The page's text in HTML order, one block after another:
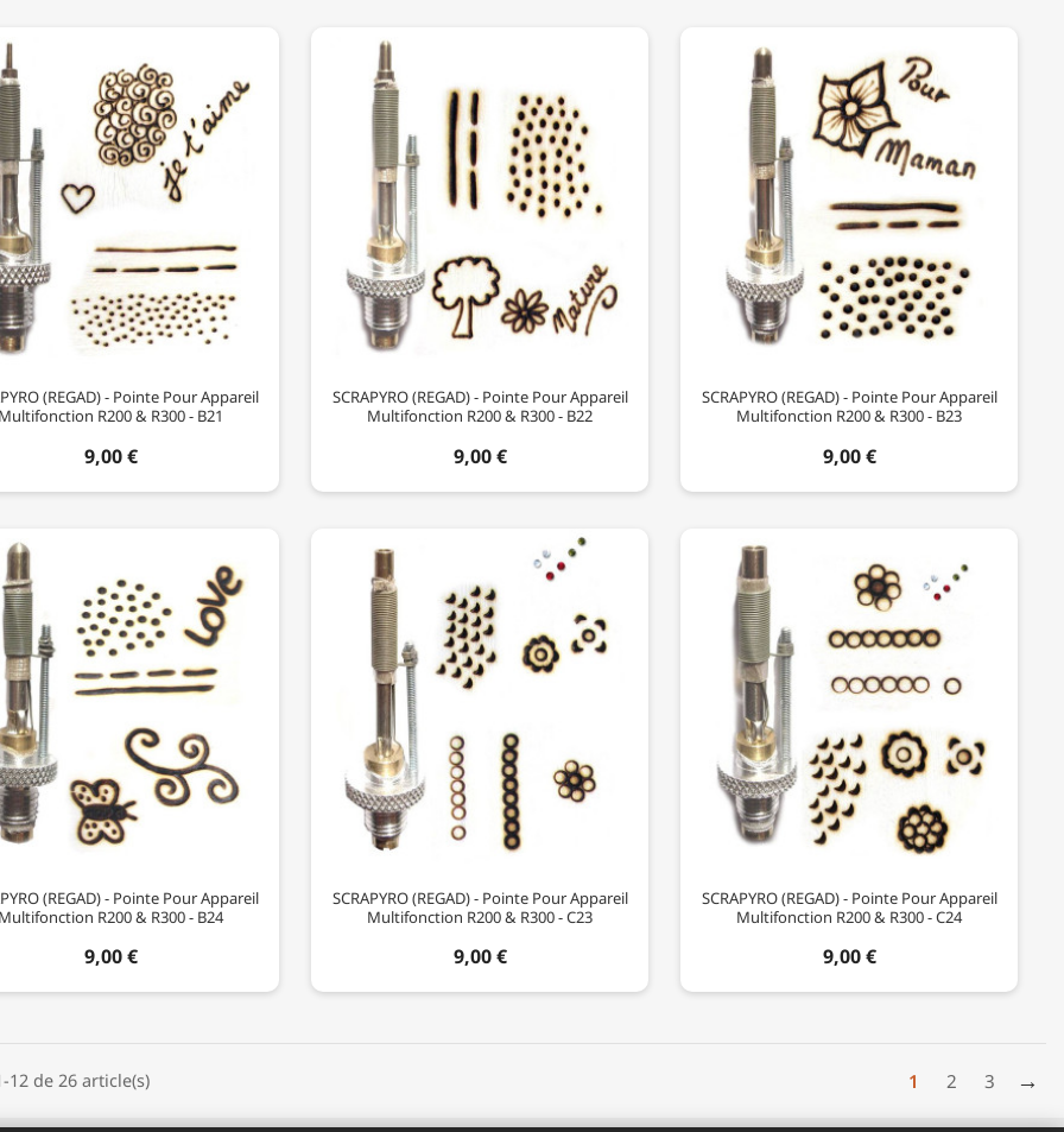
(REGAD) - Pointe Pour Appareil
R200 & R300 - B21
9,00 €
SCRAPYRO (REGAD) - Pointe Pour Appareil
Multifonction R200 & R300 - B22
9,00 €
SCRAPYRO (REGAD) - Pointe Pour Appareil
Multifonction R200 & R300 - B23
9,00 €
(REGAD) - Pointe Pour Appareil
R200 & R300 - B24
9,00 €
SCRAPYRO (REGAD) - Pointe Pour Appareil
Multifonction R200 & R300 - C23
9,00 €
SCRAPYRO (REGAD) - Pointe Pour Appareil
Multifonction R200 & R300 - C24
9,00 €
12 de 26 article(s) 1 2 3 →